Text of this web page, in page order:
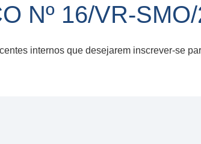
Nº 16/VR-
internos que desejarem inscrever-se